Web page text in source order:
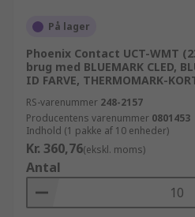
På lager
Phoenix Contact UCT-WMT
brug med BLUEMARK CLED,
ID FARVE, THERMOMARK-
RS-varenummer 248-2157
Producentens varenummer 0801453
Indhold (1 pakke af 10 enheder)
Kr. 360,76(ekskl. moms)
Antal